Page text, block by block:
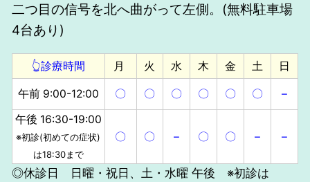
二つ目の信号を北へ曲がって左側。(無料駐車場
4台あり)
👆診療時間 月 火 水 木 金 土 日
午前 9:00-12:00 〇 〇 〇 〇 〇 〇
–
午後 16:30-19:00
※初診(初めての症状)
は18:30まで
〇 〇 – 〇 〇 – –
◎休診日 日曜・祝日、土・水曜 午後 ※初診は